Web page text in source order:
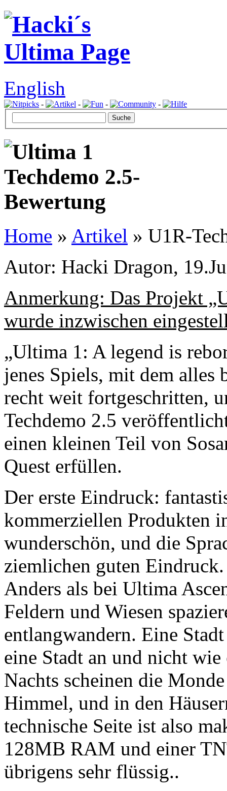
English
- - - -
Home » Artikel » U1R-
Autor: Hacki Dragon,
Anmerkung: Das Projekt
wurde inzwischen
„Ultima 1: A legend is
jenes Spiels, mit dem alles
recht weit fortgeschritten,
Techdemo 2.5
einen kleinen Teil von
Quest erfüllen.
Der erste Eindruck:
kommerziellen Produkten
wunderschön, und die
ziemlichen guten
Anders als bei Ultima
Feldern und Wiesen
entlangwandern. Eine
eine Stadt an und nicht
Nachts scheinen die
Himmel, und in den
technische Seite ist also
128MB RAM und einer
übrigens sehr flüssig..